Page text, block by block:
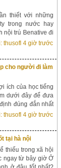
thiết với những
trong nước hay
nội trú Benative đi
đây ngay các bạn
thusofl 4 giờ trước
cho người đi làm
ích của học tiếng
dưới đây để đưa
đúng đắn nhất
Anh giao tiếp
để h...
thusofl 4 giờ trước
tại hà nội
thiếu trong xã hội
ngay từ bây giờ Ở